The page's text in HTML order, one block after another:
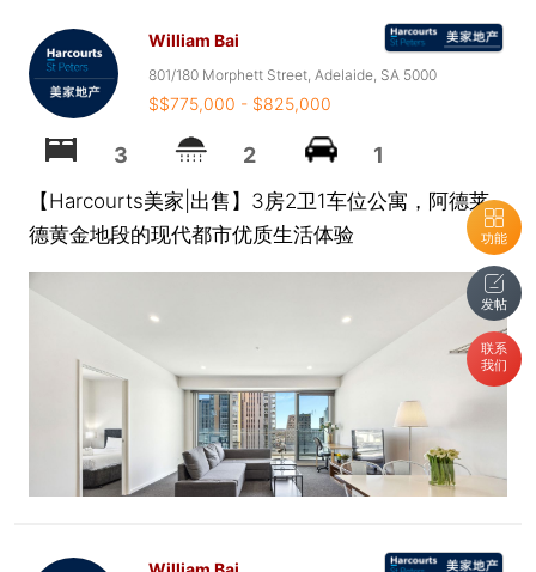
功能
发帖
联系
我们
William Bai
801/180 Morphett Street, Adelaide, SA 5000
$$775,000 - $825,000
3 2 1
【Harcourts美家|出售】3房2卫1车位公寓，阿德莱
德黄金地段的现代都市优质生活体验